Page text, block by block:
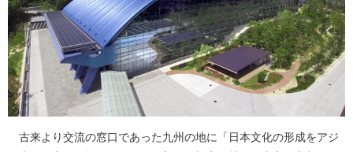
古来より交流の窓口であった九州の地に「日本文化の形成をアジ